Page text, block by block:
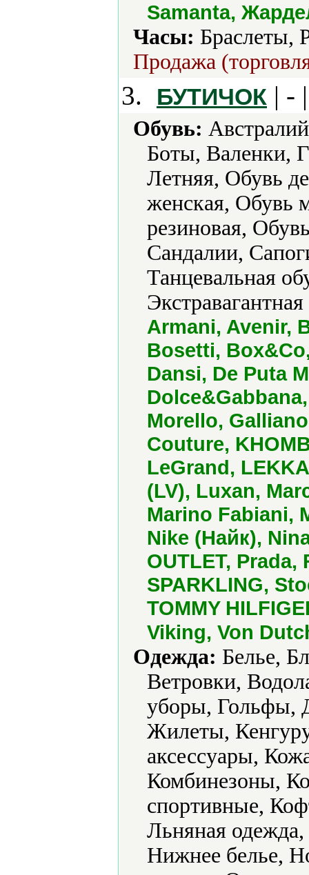
Samanta,
Часы: Браслеты,
Продажа
3. БУТИЧОК | -
Обувь:
Боты, Валенки,
Летняя, Обувь
женская, Обувь
резиновая,
Сандалии,
Танцевальная
Armani, Avenir,
Bosetti,
Dansi, De Puta
Morello,
Couture,
LeGrand,
(LV), Luxan,
Marino Fabiani,
Nike (Найк),
OUTLET,
SPARKLING,
TOMMY
Viking, Von
Одежда: Белье,
Ветровки,
уборы, Гольфы,
Жилеты,
аксессуары,
Комбинезоны,
спортивные,
Льняная
Нижнее белье,